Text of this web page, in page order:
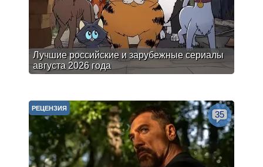
Лучшие российские и зарубежные сериалы
августа 2026 года
РЕЦЕНЗИЯ
35